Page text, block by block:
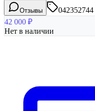
Отзывы
042352744
42 000 ₽
Нет в наличии